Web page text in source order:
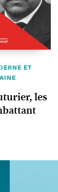
ET
les